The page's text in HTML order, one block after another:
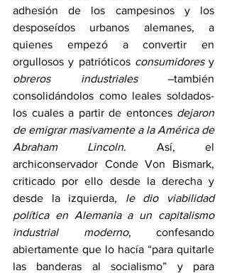
adhesión de los campesinos y los
desposeídos urbanos alemanes, a
quienes empezó a convertir en
orgullosos y patrióticos consumidores
obreros industriales –también
consolidándolos como leales soldados-
los cuales a partir de entonces dejaron
de emigrar masivamente a la América de
Abraham Lincoln. Así, el
archiconservador Conde Von Bismark,
criticado por ello desde la derecha y
desde la izquierda, le dio viabilidad
política en Alemania a un capitalismo
industrial moderno, confesando
abiertamente que lo hacía “para quitarle
las banderas al socialismo” y para